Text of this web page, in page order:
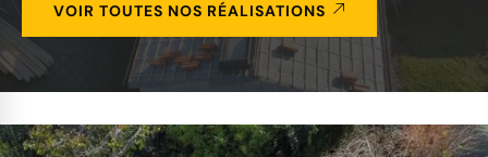
VOIR TOUTES NOS RÉALISATIONS